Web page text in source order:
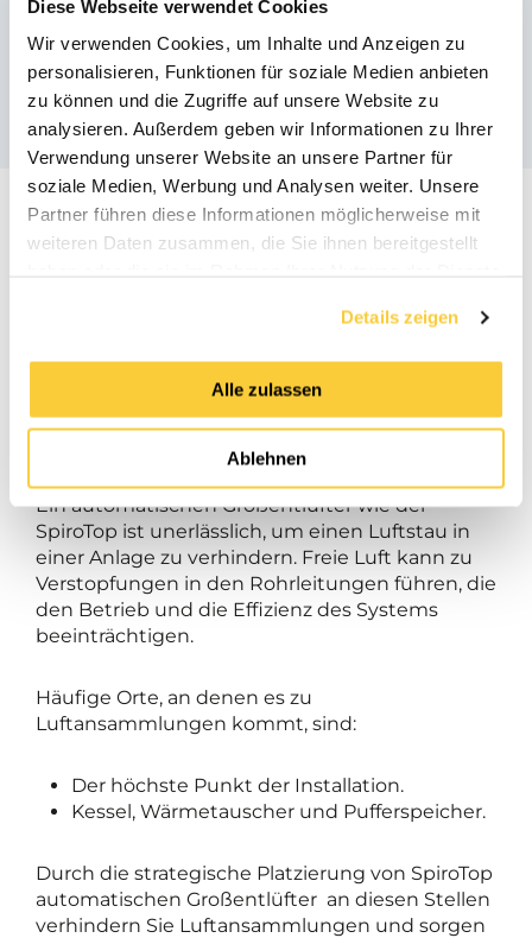
Diese Webseite verwendet Cookies
Wir verwenden Cookies, um Inhalte und Anzeigen zu
personalisieren, Funktionen für soziale Medien anbieten
zu können und die Zugriffe auf unsere Website zu
analysieren. Außerdem geben wir Informationen zu Ihrer
Verwendung unserer Website an unsere Partner für
soziale Medien, Werbung und Analysen weiter. Unsere
Partner führen diese Informationen möglicherweise mit
weiteren Daten zusammen, die Sie ihnen bereitgestellt
Details zeigen
Alle zulassen
Ablehnen
Ähnliche Produkte
Optimale Platzierung des
SpiroTop automatischen
Großentlüfter
Ein automatischen Großentlüfter wie der
SpiroTop ist unerlässlich, um einen Luftstau in
einer Anlage zu verhindern. Freie Luft kann zu
Verstopfungen in den Rohrleitungen führen, die
den Betrieb und die Effizienz des Systems
beeinträchtigen.
Häufige Orte, an denen es zu
Luftansammlungen kommt, sind:
Der höchste Punkt der Installation.
Kessel, Wärmetauscher und Pufferspeicher.
Durch die strategische Platzierung von SpiroTop
automatischen Großentlüfter an diesen Stellen
verhindern Sie Luftansammlungen und sorgen